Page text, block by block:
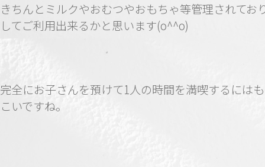
きちんとミルクやおむつやおもちゃ等管理されてお
してご利用出来るかと思います(o^^o)
完全にお子さんを預けて1人の時間を満喫するには
こいですね。